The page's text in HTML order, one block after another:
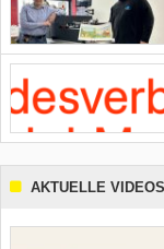
AKTUELLE VIDEOS